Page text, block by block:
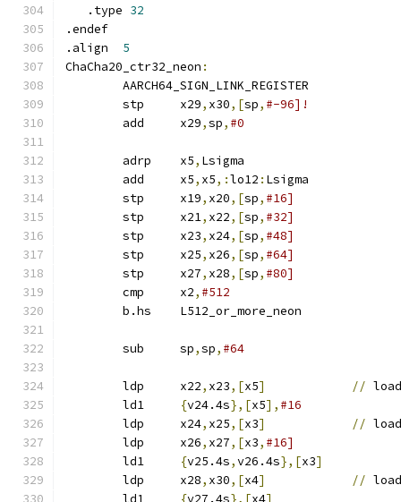
   .type
32
.endef
5
ChaCha20_ctr32_neon :
	AARCH64_SIGN_LINK_REGISTER
	stp	x29
, x30,[sp, #-96]!
	add	x29
,sp, #0
	adrp	x5
, Lsigma
	add	x5
, x5,:lo12 : Lsigma
	stp	x19
, x20,[sp, #16]
	stp	x21
, x22,[sp, #32]
	stp	x23
, x24,[sp, #48]
	stp	x25
, x26,[sp, #64]
	stp	x27
, x28,[sp, #80]
	cmp	x2
, #512
	b.hs	L512_or_more_neon
	sub	sp
,sp, #64
	ldp	x22
, x23,[x5] //
{v24.4s},[x5], #16
	ldp	x24
, x25,[x3] //
	ldp	x26
, x27,[x3, #16]
{v25.4s,v26.4s},[x3]
	ldp	x28
, x30,[x4] //
{v27.4s},[x4]